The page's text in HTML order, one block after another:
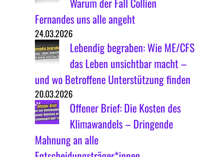
Fernandes uns alle angeht
24.03.2026
Lebendig begraben: Wie ME/CFS
das Leben unsichtbar macht –
und wo Betroffene Unterstützung finden
20.03.2026
Offener Brief: Die Kosten des
Klimawandels – Dringende
Mahnung an alle